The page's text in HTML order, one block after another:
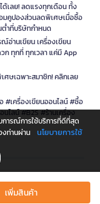
เพิ่มสินค้า
ด้เลย! ลดแรงทุกเดือน ทั้ง
มคูปองส่วนลดพิเศษเมื่อซื้อ
ต่ำที่บริษัทกำหนด
อ่านเขียน เครื่องเขียน
ก ทุกที่ ทุกเวลา แค่มี App
ศษเฉพาะสมาชิก! คลิกเลย
#เครื่องเขียนออนไลน์ #ซื้อ
ไลน์ #B2S #ร้านเครื่อง
การณ์การใช้บริการที่ดีที่สุด
งท่านผ่าน
นโยบายการใช้